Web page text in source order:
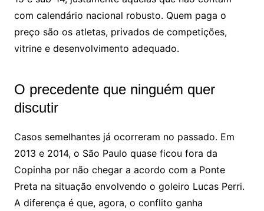
com calendário nacional robusto. Quem paga o
preço são os atletas, privados de competições,
vitrine e desenvolvimento adequado.
O precedente que ninguém quer
discutir
Casos semelhantes já ocorreram no passado. Em
2013 e 2014, o São Paulo quase ficou fora da
Copinha por não chegar a acordo com a Ponte
Preta na situação envolvendo o goleiro Lucas Perri.
A diferença é que, agora, o conflito ganha